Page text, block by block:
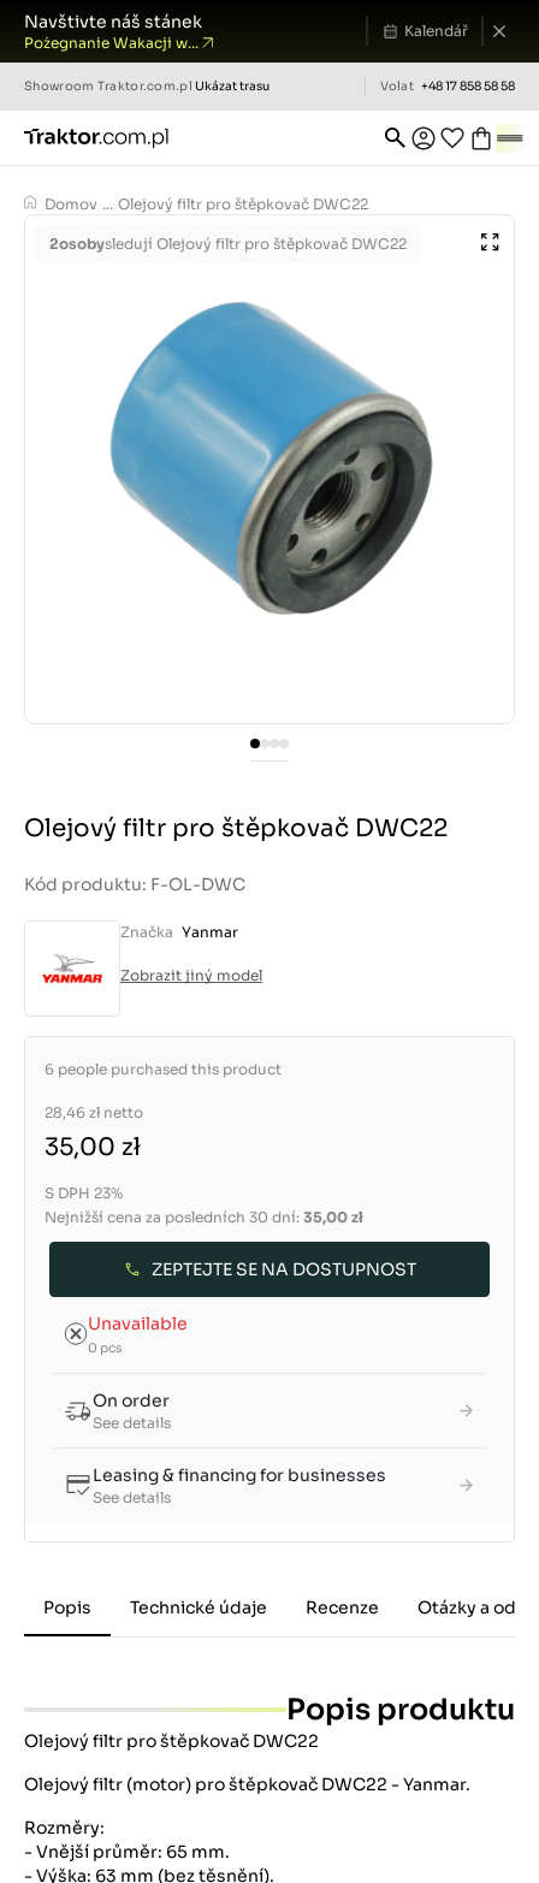
Navštivte náš stánek
Pożegnanie Wakacji w...
Kalendář
Showroom Traktor.com.pl Ukázat trasu Volat +48 17 858 58 58
Domov ... Olejový filtr pro štěpkovač DWC22
2osobysledují Olejový filtr pro štěpkovač DWC22
Olejový filtr pro štěpkovač DWC22
Kód produktu: F-OL-DWC
Značka Yanmar
Zobrazit jiný model
6 people purchased this product
28,46 zł netto
35,00 zł
S DPH 23%
Nejnižší cena za posledních 30 dní: 35,00 zł
ZEPTEJTE SE NA DOSTUPNOST
Unavailable
0 pcs
On order
See details
Leasing & financing for businesses
See details
Popis Technické údaje Recenze Otázky a
Popis produktu
Olejový filtr pro štěpkovač DWC22
Olejový filtr (motor) pro štěpkovač DWC22 - Yanmar.
Rozměry:
- Vnější průměr: 65 mm.
- Výška: 63 mm (bez těsnění).